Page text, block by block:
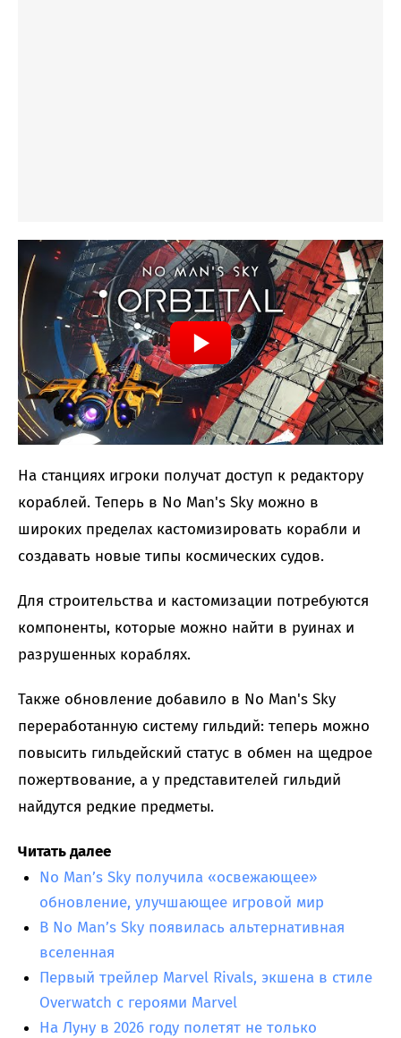
На станциях игроки получат доступ к редактору
кораблей. Теперь в No Man's Sky можно в
широких пределах кастомизировать корабли и
создавать новые типы космических судов.
Для строительства и кастомизации потребуются
компоненты, которые можно найти в руинах и
разрушенных кораблях.
Также обновление добавило в No Man's Sky
переработанную систему гильдий: теперь можно
повысить гильдейский статус в обмен на щедрое
пожертвование, а у представителей гильдий
найдутся редкие предметы.
Читать далее
No Man’s Sky получила «освежающее»
обновление, улучшающее игровой мир
В No Man’s Sky появилась альтернативная
вселенная
Первый трейлер Marvel Rivals, экшена в стиле
Overwatch с героями Marvel
На Луну в 2026 году полетят не только